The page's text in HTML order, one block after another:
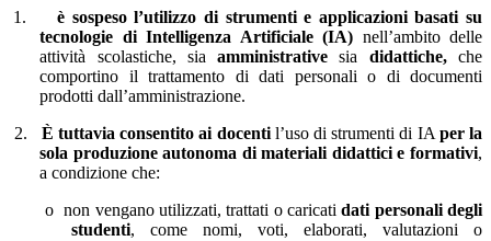
1.
è sospeso l’utilizzo di strumenti e applicazioni basati su
tecnologie di Intelligenza Artificiale (IA) nell’ambito delle
attività scolastiche, siaamministrative sia didattiche,che
comportino il trattamento di dati personali o di documenti
prodotti dall’amministrazione.
2.
È tuttavia consentito ai docentil’uso di strumenti di IA per la
sola produzione autonoma di materiali didattici e formativi,
a condizione che:
o non vengano utilizzati, trattati o caricatidati personali degli
studenti, come nomi, voti, elaborati, valutazioni o